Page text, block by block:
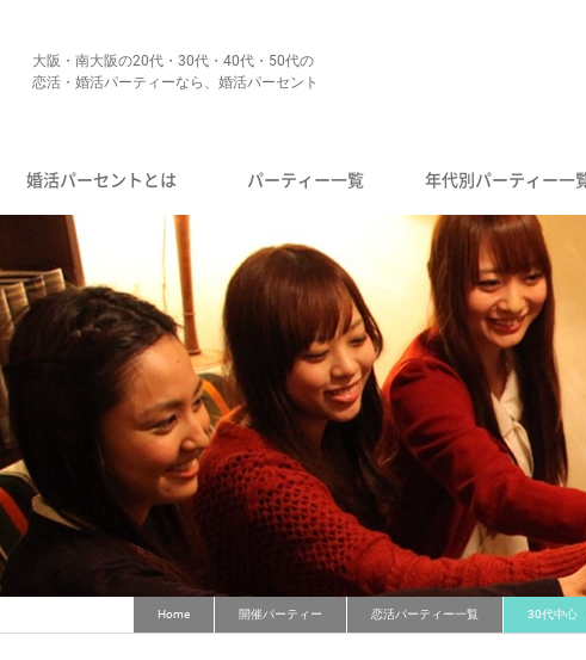
大阪・南大阪の20代・30代・40代・50代の
恋活・婚活パーティーなら、婚活パーセント
婚活パーセントとは パーティー一覧 年代別パーティー一
Home 開催パーティー 恋活パーティー一覧 30代中心